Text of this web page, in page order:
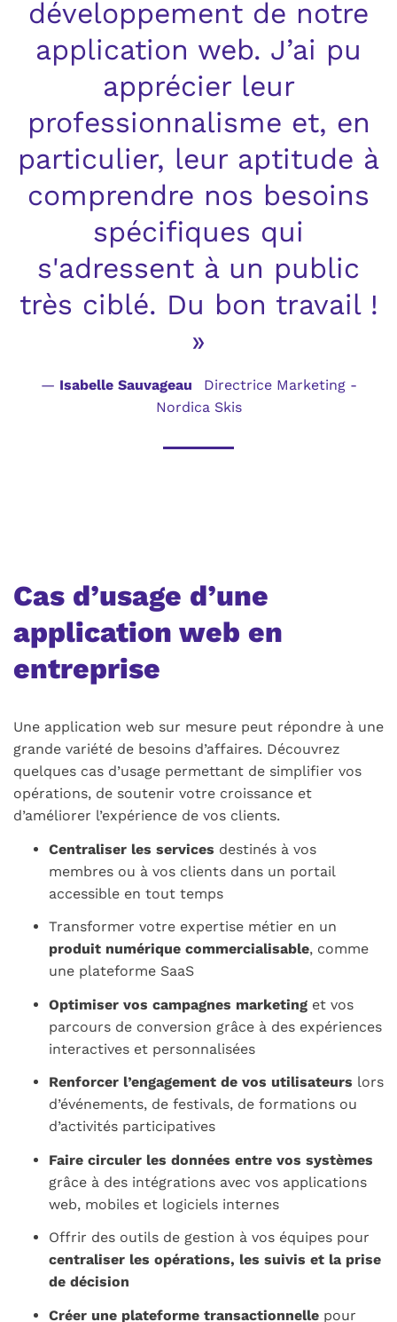
développement de notre
application web. J’ai pu
apprécier leur
professionnalisme et, en
particulier, leur aptitude à
comprendre nos besoins
spécifiques qui
s'adressent à un public
très ciblé. Du bon travail !
»
— Isabelle Sauvageau
Directrice Marketing -
Nordica Skis
Cas d’usage d’une
application web en
entreprise
Une application web sur mesure peut répondre à une
grande variété de besoins d’affaires. Découvrez
quelques cas d’usage permettant de simplifier vos
opérations, de soutenir votre croissance et
d’améliorer l’expérience de vos clients.
Centraliser les services destinés à vos
membres ou à vos clients dans un portail
accessible en tout temps
Transformer votre expertise métier en un
produit numérique commercialisable, comme
une plateforme SaaS
Optimiser vos campagnes marketing et vos
parcours de conversion grâce à des expériences
interactives et personnalisées
Renforcer l’engagement de vos utilisateurs lors
d’événements, de festivals, de formations ou
d’activités participatives
Faire circuler les données entre vos systèmes
grâce à des intégrations avec vos applications
web, mobiles et logiciels internes
Offrir des outils de gestion à vos équipes pour
centraliser les opérations, les suivis et la prise
de décision
Créer une plateforme transactionnelle pour